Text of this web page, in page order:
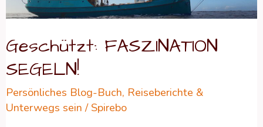
Geschützt: FASZINATION
SEGELN!
Persönliches Blog-Buch, Reiseberichte &
Unterwegs sein / Spirebo